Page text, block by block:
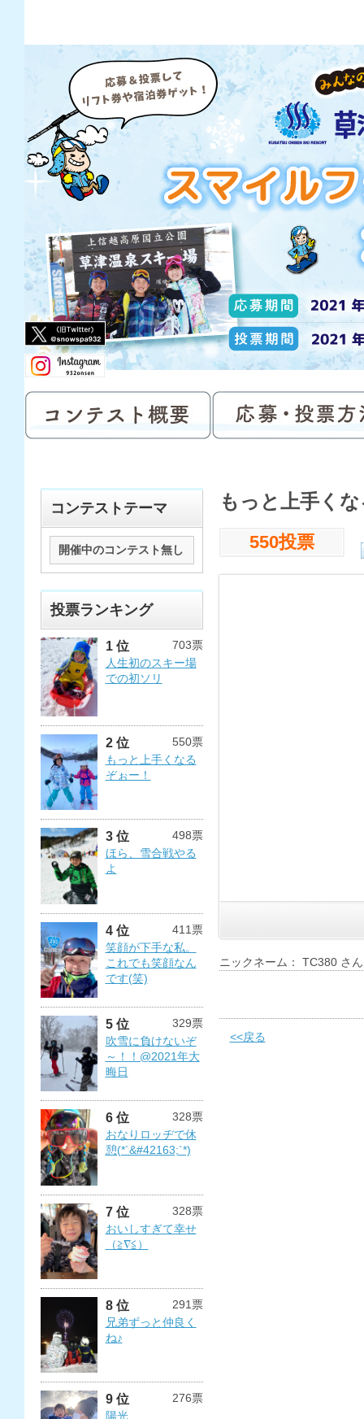
コンテストテーマ
開催中のコンテスト無し
投票ランキング
1 位
703票
人生初のスキー場
での初ソリ
2 位
550票
もっと上手くなる
ぞぉー！
3 位
498票
ほら、雪合戦やる
よ
4 位
411票
笑顔が下手な私。
これでも笑顔なん
です(笑)
5 位
329票
吹雪に負けないぞ
～！！@2021年大
晦日
6 位
328票
おなりロッヂで休
憩(*´&#42163;`*)
7 位
328票
おいしすぎて幸せ
（≧∇≦）
8 位
291票
兄弟ずっと仲良く
ね♪
9 位
276票
陽光
もっと上手く
550投票
ニックネーム： TC380 さん
<<戻る